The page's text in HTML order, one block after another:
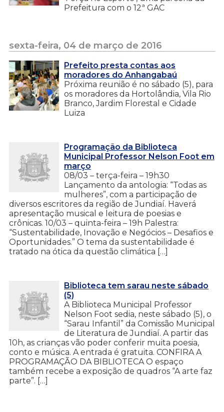
Prefeitura com o 12ª GAC
sexta-feira, 04 de março de 2016
Prefeito presta contas aos
moradores do Anhangabaú
Próxima reunião é no sábado (5), para
os moradores da Hortolândia, Vila Rio
Branco, Jardim Florestal e Cidade
Luiza
Programação da Biblioteca
Municipal Professor Nelson Foot em
março
08/03 – terça-feira – 19h30
Lançamento da antologia: “Todas as
mulheres”, com a participação de
diversos escritores da região de Jundiaí. Haverá
apresentação musical e leitura de poesias e
crônicas. 10/03 – quinta-feira – 19h Palestra:
“Sustentabilidade, Inovação e Negócios – Desafios e
Oportunidades.” O tema da sustentabilidade é
tratado na ótica da questão climática […]
Biblioteca tem sarau neste sábado
(5)
A Biblioteca Municipal Professor
Nelson Foot sedia, neste sábado (5), o
“Sarau Infantil” da Comissão Municipal
de Literatura de Jundiaí. A partir das
10h, as crianças vão poder conferir muita poesia,
conto e música. A entrada é gratuita. CONFIRA A
PROGRAMAÇÃO DA BIBLIOTECA O espaço
também recebe a exposição de quadros “A arte faz
parte”. […]